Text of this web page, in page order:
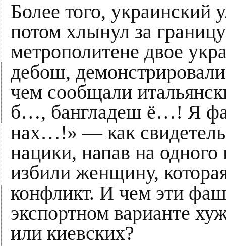
Более того, украинский
потом хлынул за
метрополитене двое
дебош,
чем сообщали
б…, бангладеш ё…! Я
нах…!» — как
нацики, напав на
избили женщину,
конфликт. И чем эти
экспортном варианте
или киевских?